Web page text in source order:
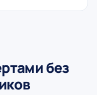
без